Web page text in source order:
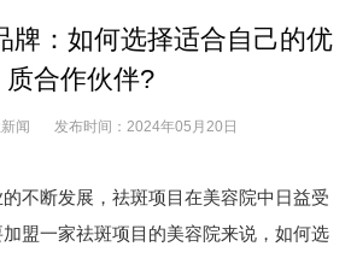
牌：如何选择适合自己的优
质合作伙伴?
闻 发布时间： 2024年05月20日
断发展，祛斑项目在美容院中日益受
盟一家祛斑项目的美容院来说，如何选